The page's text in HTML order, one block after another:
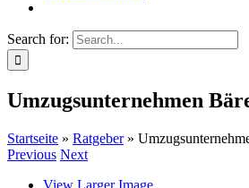
Search for:
Umzugsunternehmen
Startseite » Ratgeber»
Previous Next
View Larger Image